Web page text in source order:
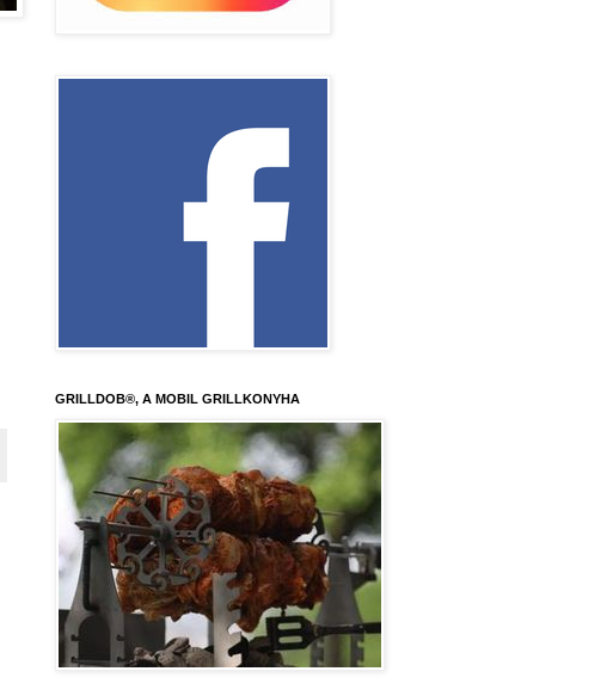
GRILLDOB®, A MOBIL GRILLKONYHA